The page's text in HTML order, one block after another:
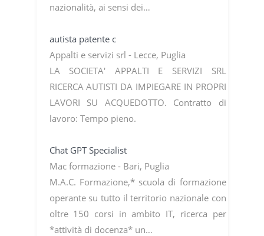
nazionalità, ai sensi dei…
autista patente c
Appalti e servizi srl - Lecce, Puglia
LA SOCIETA' APPALTI E SERVIZI SRL
RICERCA AUTISTI DA IMPIEGARE IN PROPRI
LAVORI SU ACQUEDOTTO. Contratto di
lavoro: Tempo pieno.
Chat GPT Specialist
Mac formazione - Bari, Puglia
M.A.C. Formazione,* scuola di formazione
operante su tutto il territorio nazionale con
oltre 150 corsi in ambito IT, ricerca per
*attività di docenza* un…